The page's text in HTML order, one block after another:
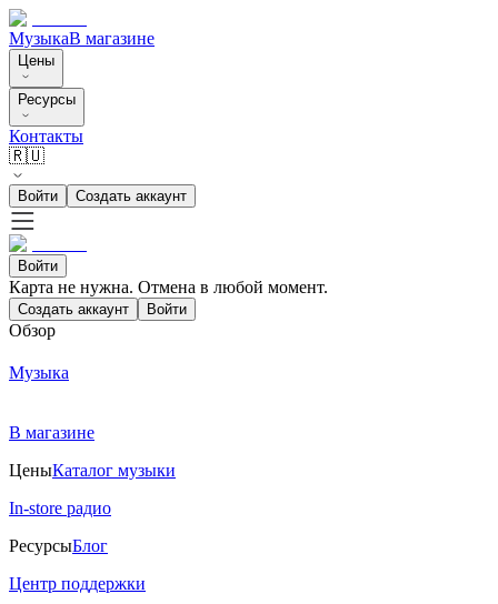
МузыкаВ магазине
Цены
Ресурсы
Контакты
🇷🇺
Войти Создать аккаунт
Войти
Карта не нужна. Отмена в любой момент.
Создать аккаунт Войти
Обзор
Музыка
В магазине
ЦеныКаталог музыки
In-store радио
РесурсыБлог
Центр поддержки